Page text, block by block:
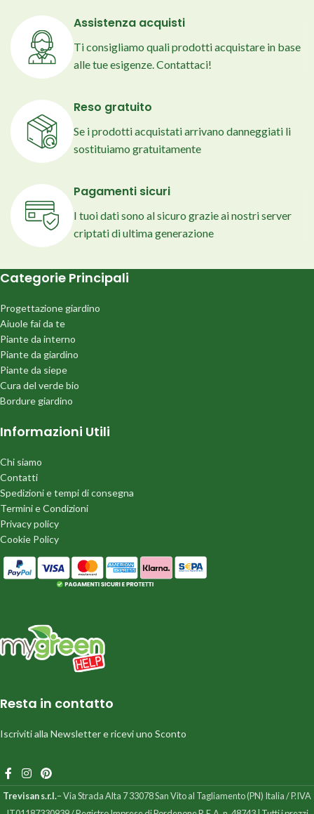
in vaso Ø 11 cm.Assistenza acquisti
Ti consigliamo quali prodotti acquistare in base
alle tue esigenze. Contattaci!
Reso gratuito
Se i prodotti acquistati arrivano danneggiati li
sostituiamo gratuitamente
Pagamenti sicuri
I tuoi dati sono al sicuro grazie ai nostri server
criptati di ultima generazione
Categorie Principali
Progettazione giardino
Aiuole fai da te
Piante da interno
Piante da giardino
Piante da siepe
Cura del verde bio
Bordure giardino
Informazioni Utili
Chi siamo
Contatti
Spedizioni e tempi di consegna
Termini e Condizioni
Privacy policy
Cookie Policy
Resta in contatto
Iscriviti alla Newsletter e ricevi uno Sconto
Trevisan s.r.l.– Via Strada Alta 7 33078 San Vito al Tagliamento (PN) Italia / P.IVA